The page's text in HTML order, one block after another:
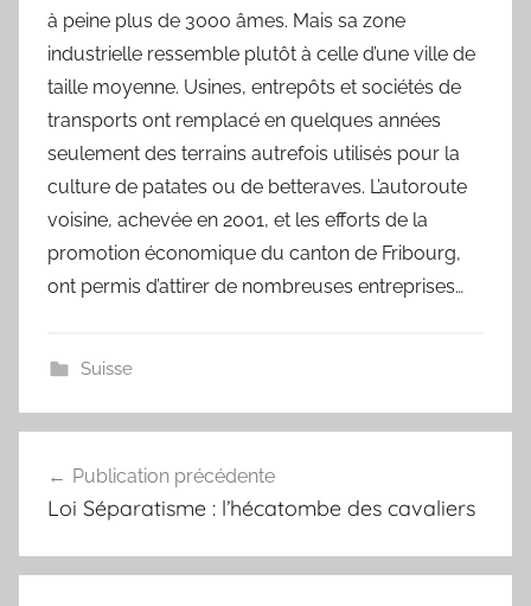
à peine plus de 3000 âmes. Mais sa zone
industrielle ressemble plutôt à celle d’une ville de
taille moyenne. Usines, entrepôts et sociétés de
transports ont remplacé en quelques années
seulement des terrains autrefois utilisés pour la
culture de patates ou de betteraves. L’autoroute
voisine, achevée en 2001, et les efforts de la
promotion économique du canton de Fribourg,
ont permis d’attirer de nombreuses entreprises…
Suisse
de
Publication précédente
Loi Séparatisme : l’hécatombe des cavaliers